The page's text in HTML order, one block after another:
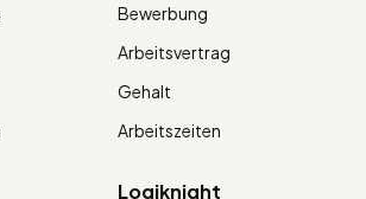
Bewerbung
Arbeitsvertrag
Gehalt
Arbeitszeiten
Logiknight